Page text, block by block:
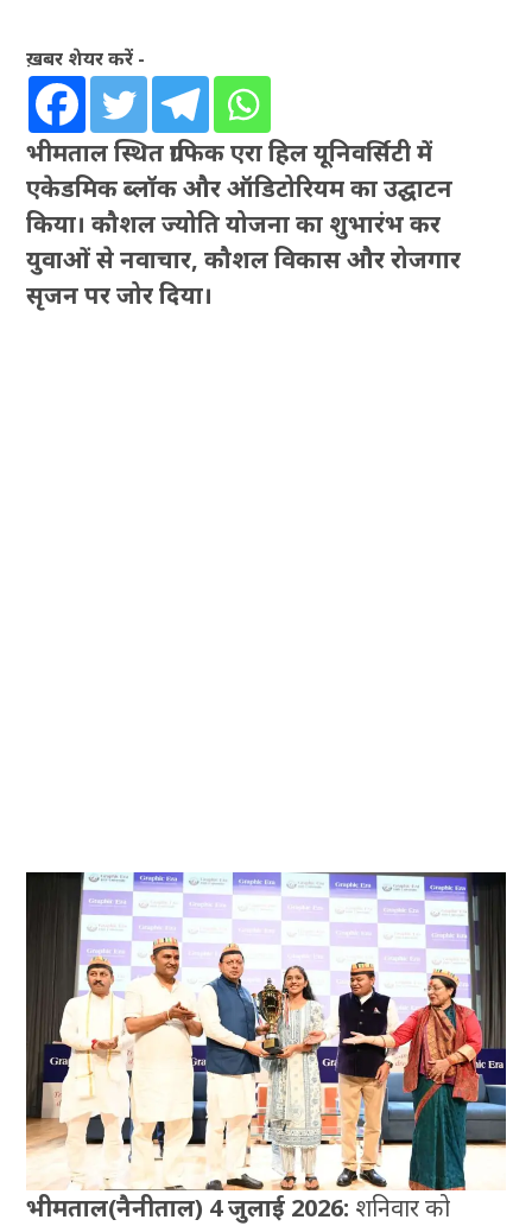
ख़बर शेयर करें -
भीमताल स्थित ग्राफिक एरा हिल यूनिवर्सिटी में
एकेडमिक ब्लॉक और ऑडिटोरियम का उद्घाटन
किया। कौशल ज्योति योजना का शुभारंभ कर
युवाओं से नवाचार, कौशल विकास और रोजगार
सृजन पर जोर दिया।
भीमताल(नैनीताल) 4 जुलाई 2026: शनिवार को